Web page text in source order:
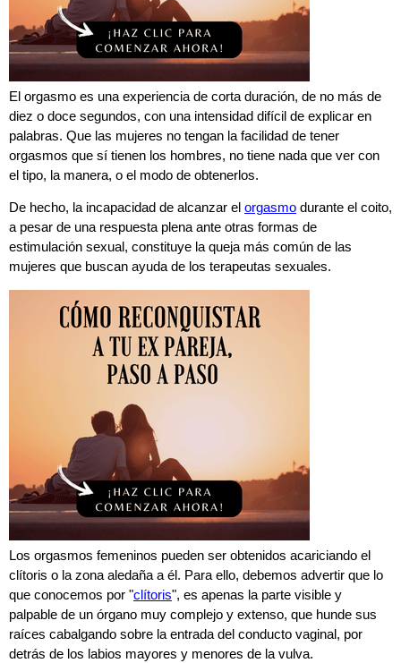
El orgasmo es una experiencia de corta duración, de no más de
diez o doce segundos, con una intensidad difícil de explicar en
palabras. Que las mujeres no tengan la facilidad de tener
orgasmos que sí tienen los hombres, no tiene nada que ver con
el tipo, la manera, o el modo de obtenerlos.
De hecho, la incapacidad de alcanzar el orgasmo durante el coito,
a pesar de una respuesta plena ante otras formas de
estimulación sexual, constituye la queja más común de las
mujeres que buscan ayuda de los terapeutas sexuales.
Los orgasmos femeninos pueden ser obtenidos acariciando el
clítoris o la zona aledaña a él. Para ello, debemos advertir que lo
que conocemos por "clítoris", es apenas la parte visible y
palpable de un órgano muy complejo y extenso, que hunde sus
raíces cabalgando sobre la entrada del conducto vaginal, por
detrás de los labios mayores y menores de la vulva.